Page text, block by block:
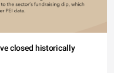
closed historically